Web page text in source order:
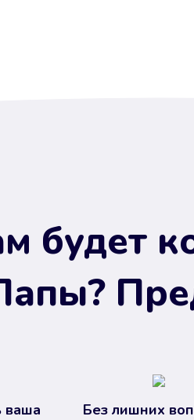
будет
ваша
Без лишних